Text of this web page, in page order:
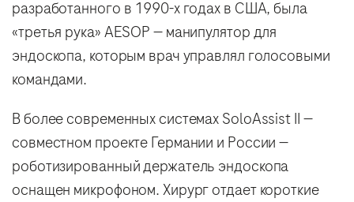
разработанного в 1990-х годах в США, была
«третья рука» AESOP — манипулятор для
эндоскопа, которым врач управлял голосовыми
командами.
В более современных системах SoloAssist II —
совместном проекте Германии и России —
роботизированный держатель эндоскопа
оснащен микрофоном. Хирург отдает короткие